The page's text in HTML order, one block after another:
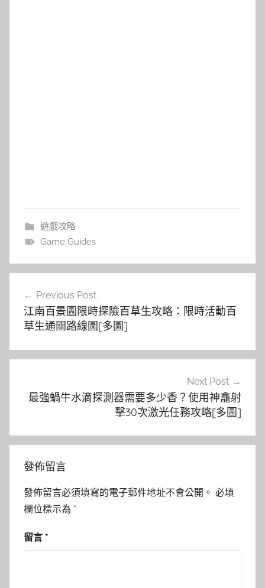
遊戲攻略
Game Guides
覽
Previous Post
江南百景圖限時探險百草生攻略：限時活動百
草生通關路線圖[多圖]
Next Post
最強蝸牛水滴探測器需要多少香？使用神龕射
擊30次激光任務攻略[多圖]
發佈留言
發佈留言必須填寫的電子郵件地址不會公開。 必填
欄位標示為 *
留言 *